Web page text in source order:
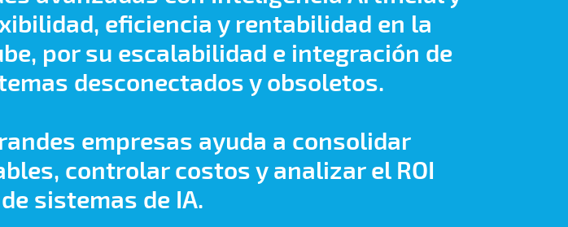
eficiencia y rentabilidad en la
por su escalabilidad e integración de
desconectados y obsoletos.
empresas ayuda a consolidar
controlar costos y analizar el ROI
sistemas de IA.